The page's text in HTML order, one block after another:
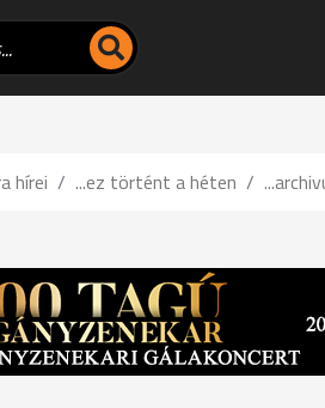
hírei ...ez történt a héten